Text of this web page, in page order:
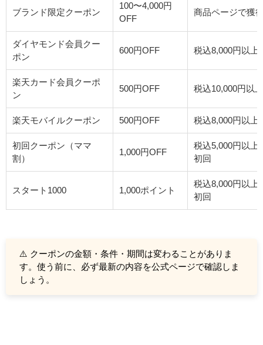
ブランド限定クーポン
100〜4,000円
OFF
商品ページで獲
ダイヤモンド会員クー
ポン
600円OFF 税込8,000円以上
楽天カード会員クーポ
ン
500円OFF 税込10,000円以上
楽天モバイルクーポン 500円OFF 税込8,000円以上
初回クーポン（ママ
割）
1,000円OFF
税込5,000円以上
初回
スタート1000 1,000ポイント
税込8,000円以上
初回
⚠️ クーポンの金額・条件・期間は変わることがありま
す。使う前に、必ず最新の内容を公式ページで確認しま
しょう。